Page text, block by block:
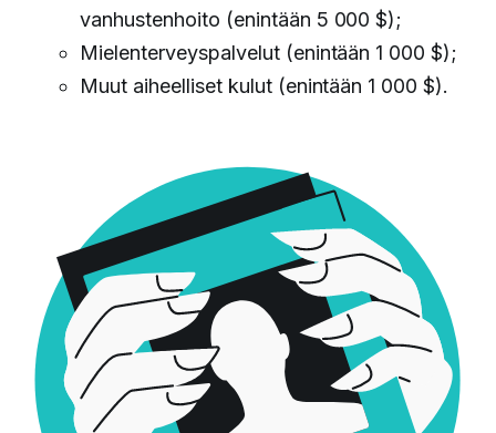
vanhustenhoito (enintään 5 000 $);
Mielenterveyspalvelut (enintään 1 000 $);
Muut aiheelliset kulut (enintään 1 000 $).